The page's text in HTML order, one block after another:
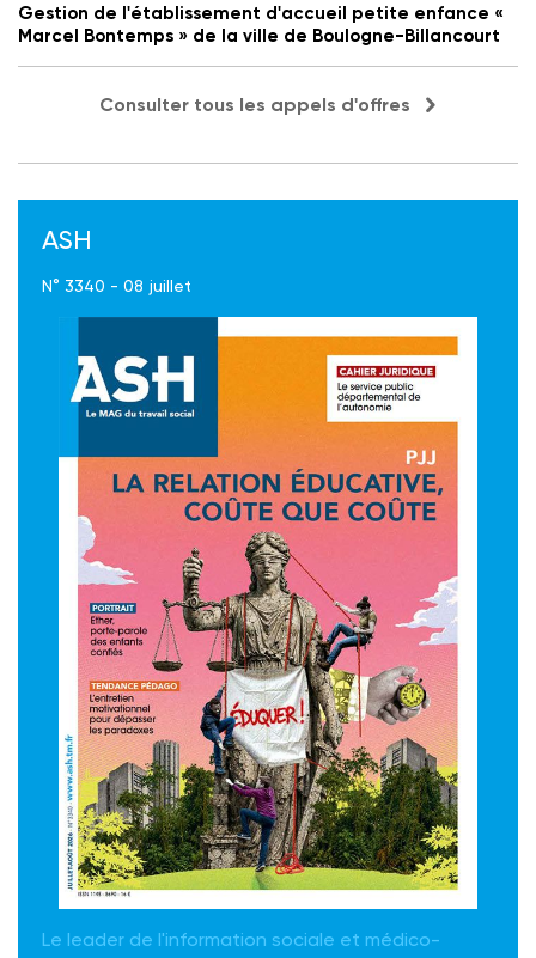
Gestion de l'établissement d'accueil petite enfance «
Marcel Bontemps » de la ville de Boulogne-Billancourt
Consulter tous les appels d'offres
ASH
N° 3340 - 08 juillet
Le leader de l'information sociale et médico-